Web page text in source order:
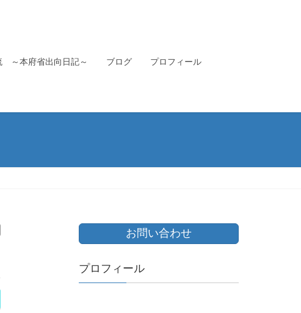
～本府省出向日記～ ブログ プロフィール
お問い合わせ
プロフィール